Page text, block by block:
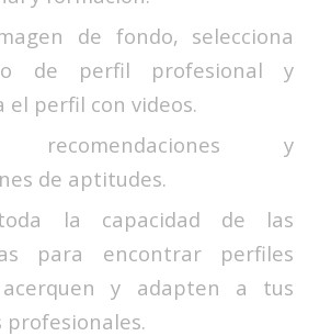
de fondo, selecciona
de perfil profesional y
el perfil con videos.
recomendaciones y
de aptitudes.
la capacidad de las
para encontrar perfiles
y adapten a tus
profesionales.